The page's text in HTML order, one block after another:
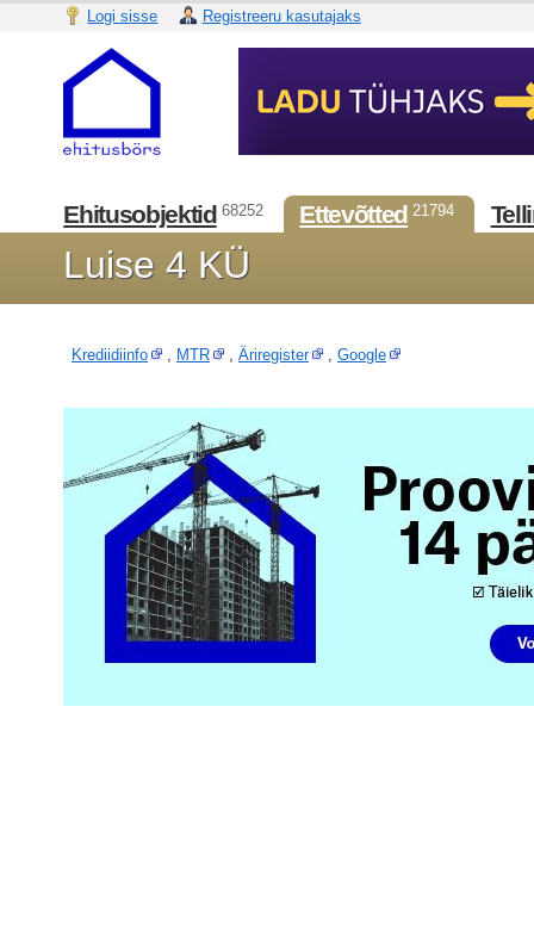
Logi sisse Registreeru kasutajaks
Ehitusobjektid 68252 Ettevõtted 21794
Luise 4 KÜ
Krediidiinfo , MTR , Äriregister , Google